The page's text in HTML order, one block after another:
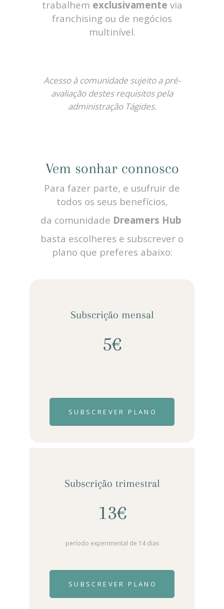
trabalhem exclusivamente via
franchising ou de negócios
multinível.
Acesso à comunidade sujeito a pré-
avaliação destes requisitos pela
administração Tágides.
Vem sonhar connosco
Para fazer parte, e usufruir de
todos os seus benefícios,
da comunidade Dreamers Hub
basta escolheres e subscrever o
plano que preferes abaixo:
Subscrição mensal
5€
SUBSCREVER PLANO
Subscrição trimestral
13€
período experimental de 14 dias
SUBSCREVER PLANO